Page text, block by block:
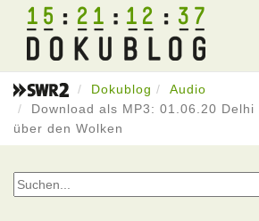
15 21 12 37
Dokublog
Audio
Download als MP3: 01.06.20 Delhi
über den Wolken